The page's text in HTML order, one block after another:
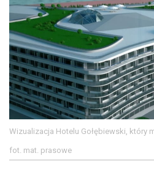
Wizualizacja Hotelu Gołębiewski, który
fot. mat. prasowe